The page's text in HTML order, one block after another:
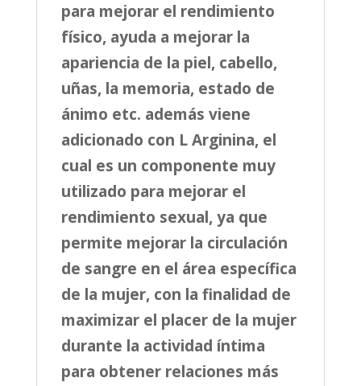
para mejorar el rendimiento
físico, ayuda a mejorar la
apariencia de la piel, cabello,
uñas, la memoria, estado de
ánimo etc. además viene
adicionado con L Arginina, el
cual es un componente muy
utilizado para mejorar el
rendimiento sexual, ya que
permite mejorar la circulación
de sangre en el área específica
de la mujer, con la finalidad de
maximizar el placer de la mujer
durante la actividad íntima
para obtener relaciones más